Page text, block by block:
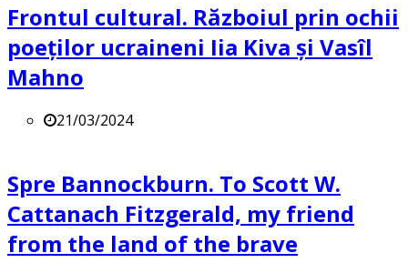
Frontul cultural. Războiul prin ochii
poeților ucraineni Iia Kiva și Vasîl
Mahno
21/03/2024
Spre Bannockburn. To Scott W.
Cattanach Fitzgerald, my friend
from the land of the brave